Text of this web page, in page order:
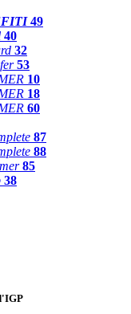
49
40
32
53
10
18
60
87
88
85
38